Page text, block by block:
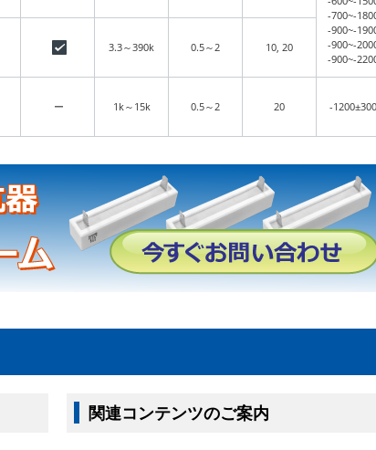
-700~-
-900~-
-900~-
-900~-
3.3～390k 0.5～2 10, 20
ー 1k～15k 0.5～2 20 -1200±300
関連コンテンツのご案内